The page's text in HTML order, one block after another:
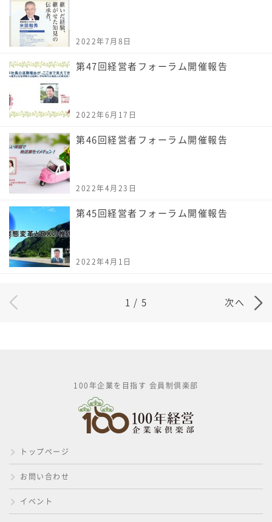
2022年7月8日
第47回経営者フォーラム開催報告
2022年6月17日
第46回経営者フォーラム開催報告
2022年4月23日
第45回経営者フォーラム開催報告
2022年4月1日
1 / 5 次へ
100年企業を目指す 会員制倶楽部
トップページ
お問い合わせ
イベント